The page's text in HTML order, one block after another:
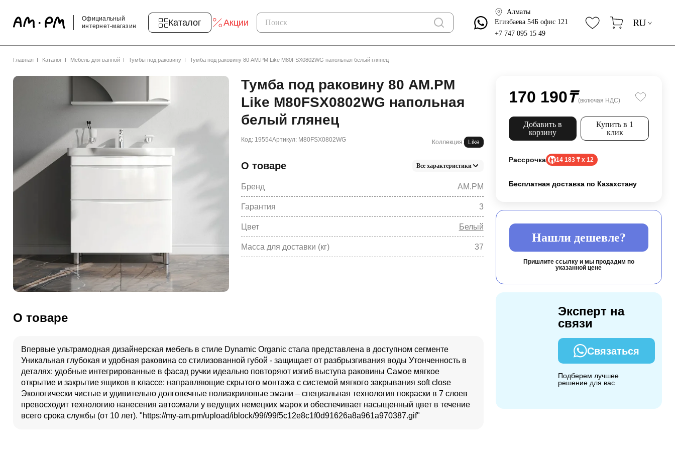
Официальный
интернет-магазин
Каталог Акции
Алматы
Егизбаева 54Б офис 121
+7 747 095 15 49
RU
Главная Каталог Мебель для ванной Тумбы под раковину Тумба под раковину 80 AM.PM Like M80FSX0802WG напольная белый глянец
Тумба под раковину 80 AM.PM
Like M80FSX0802WG напольная
белый глянец
Код: 19554Артикул: M80FSX0802WG Коллекция: Like
О товаре Все характеристики
Бренд AM.PM
Гарантия 3
Цвет Белый
Масса для доставки (кг) 37
170 190₸ (включая НДС)
Добавить в
корзину
Купить в 1
клик
Рассрочка 14 183 ₸ x 12
Бесплатная доставка по Казахстану
Нашли дешевле?
Пришлите ссылку и мы продадим по
указанной цене
Эксперт на
связи
Связаться
Подберем лучшее
решение для вас
О товаре
Впервые ультрамодная дизайнерская мебель в стиле Dynamic Organic стала представлена в доступном сегменте
Уникальная глубокая и удобная раковина со стилизованной губой - защищает от разбрызгивания воды Утонченность в
деталях: удобные интегрированные в фасад ручки идеально повторяют изгиб выступа раковины Самое мягкое
открытие и закрытие ящиков в классе: направляющие скрытого монтажа с системой мягкого закрывания soft close
Экологически чистые и удивительно долговечные полиакриловые эмали – специальная технология покраски в 7 слоев
превосходит технологию нанесения автоэмали у ведущих немецких марок и обеспечивает насыщенный цвет в течение
всего срока службы (от 10 лет). "https://my-am.pm/upload/iblock/99f/99f5c12e8c1f0d91626a8a961a970387.gif"